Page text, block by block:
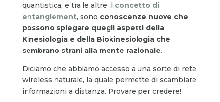
quantistica, e tra le altre il concetto di
entanglement, sono conoscenze nuove che
possono spiegare quegli aspetti della
Kinesiologia e della Biokinesiologia che
sembrano strani alla mente razionale.
Diciamo che abbiamo accesso a una sorte di rete
wireless naturale, la quale permette di scambiare
informazioni a distanza. Provare per credere!